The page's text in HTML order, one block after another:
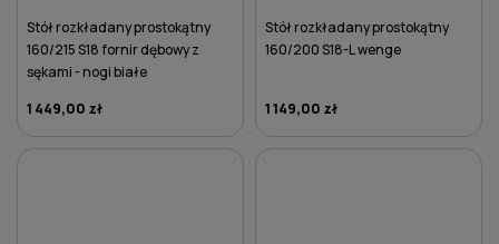
Stół rozkładany prostokątny
160/215 S18 fornir dębowy z
sękami - nogi białe
1 449,00 zł
Stół rozkładany prostokątny
160/200 S18-L wenge
1 149,00 zł